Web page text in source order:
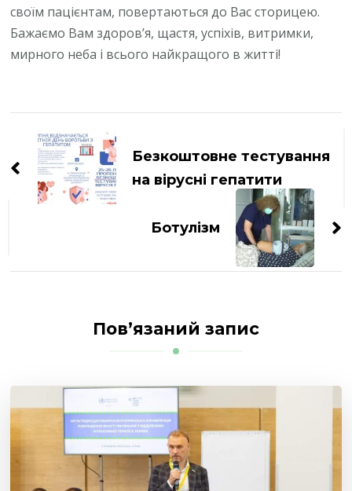
своїм пацієнтам, повертаються до Вас сторицею.
Бажаємо Вам здоров’я, щастя, успіхів, витримки,
мирного неба і всього найкращого в житті!
запису
Безкоштовне тестування
на вірусні гепатити
Ботулізм
Пов’язаний запис